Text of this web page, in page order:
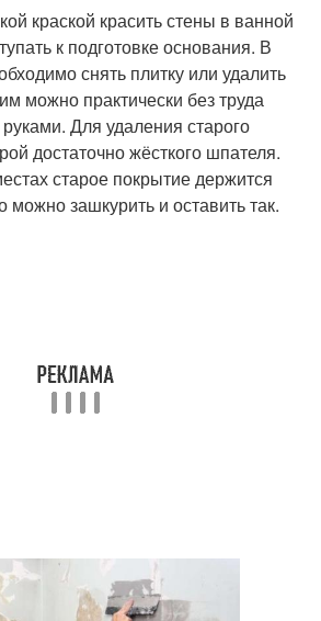
краской красить стены в ванной
к подготовке основания. В
снять плитку или удалить
можно практически без труда
Для удаления старого
достаточно жёсткого шпателя.
старое покрытие держится
можно зашкурить и оставить так.